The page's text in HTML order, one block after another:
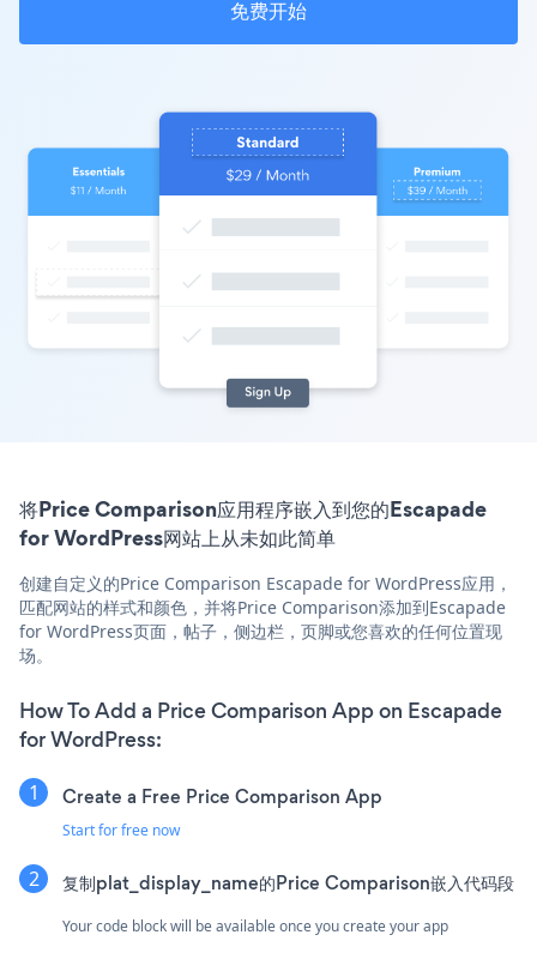
免费开始
将Price Comparison应用程序嵌入到您的Escapade
for WordPress网站上从未如此简单
创建自定义的Price Comparison Escapade for WordPress应用，
匹配网站的样式和颜色，并将Price Comparison添加到Escapade
for WordPress页面，帖子，侧边栏，页脚或您喜欢的任何位置现
场。
How To Add a Price Comparison App on Escapade
for WordPress:
Create a Free Price Comparison App
Start for free now
复制plat_display_name的Price Comparison嵌入代码段
Your code block will be available once you create your app